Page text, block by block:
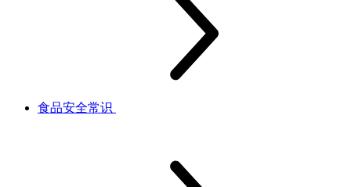
食品安全常识